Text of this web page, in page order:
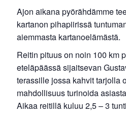
Ajon aikana pyörähdämme
kartanon pihapiirissä
aiemmasta kartanoelämästä.
Reitin pituus on noin 100 km
eteläpäässä sijaitsevan
terassille jossa kahvit tarjolla
mahdollisuus turinoida
Aikaa reitillä kuluu 2,5 – 3